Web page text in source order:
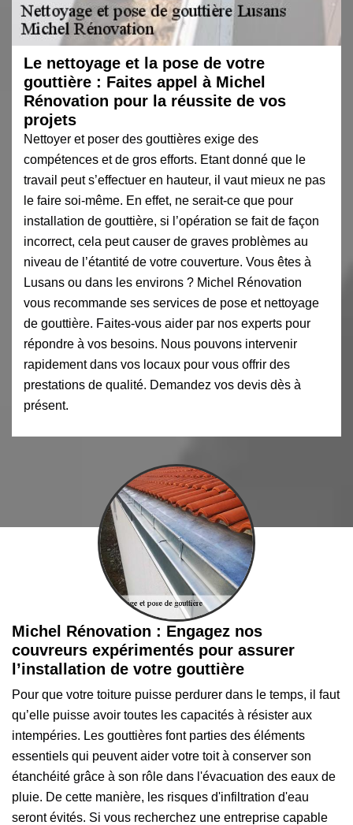
Le nettoyage et la pose de votre
gouttière : Faites appel à Michel
Rénovation pour la réussite de vos
projets
Nettoyer et poser des gouttières exige des
compétences et de gros efforts. Etant donné que le
travail peut s’effectuer en hauteur, il vaut mieux ne pas
le faire soi-même. En effet, ne serait-ce que pour
installation de gouttière, si l’opération se fait de façon
incorrect, cela peut causer de graves problèmes au
niveau de l’étantité de votre couverture. Vous êtes à
Lusans ou dans les environs ? Michel Rénovation
vous recommande ses services de pose et nettoyage
de gouttière. Faites-vous aider par nos experts pour
répondre à vos besoins. Nous pouvons intervenir
rapidement dans vos locaux pour vous offrir des
prestations de qualité. Demandez vos devis dès à
présent.
Michel Rénovation : Engagez nos
couvreurs expérimentés pour assurer
l’installation de votre gouttière
Pour que votre toiture puisse perdurer dans le temps, il faut
qu’elle puisse avoir toutes les capacités à résister aux
intempéries. Les gouttières font parties des éléments
essentiels qui peuvent aider votre toit à conserver son
étanchéité grâce à son rôle dans l'évacuation des eaux de
pluie. De cette manière, les risques d'infiltration d'eau
seront évités. Si vous recherchez une entreprise capable